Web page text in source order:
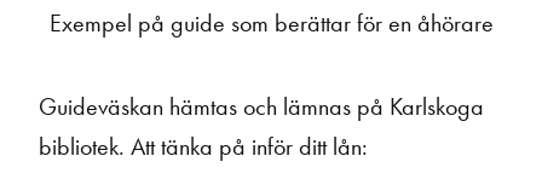
Exempel på guide som berättar för en åhörare
Guideväskan hämtas och lämnas på Karlskoga
bibliotek. Att tänka på inför ditt lån: